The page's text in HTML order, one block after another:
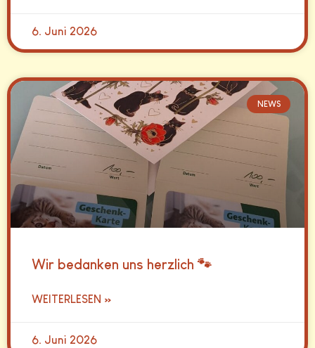
6. Juni 2026
NEWS
Wir bedanken uns herzlich 🐾
WEITERLESEN »
6. Juni 2026